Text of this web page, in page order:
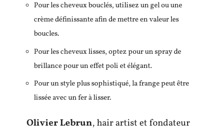
Pour les cheveux bouclés, utilisez un gel ou une
crème définissante afin de mettre en valeur les
boucles.
Pour les cheveux lisses, optez pour un spray de
brillance pour un effet poli et élégant.
Pour un style plus sophistiqué, la frange peut être
lissée avec un fer à lisser.
Olivier Lebrun, hair artist et fondateur